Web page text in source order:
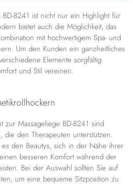
BD-8241 ist nicht nur ein Highlight für
bietet auch die Möglichkeit, das
mit hochwertigem Spa- und
Um den Kunden ein ganzheitliches
Elemente sorgfältig
und Stil vereinen.
zur Massageliege BD-8241 sind
die den Therapeuten unterstützen.
den Beautys, sich in der Nähe ihrer
besseren Komfort während der
Bei der Auswahl sollten Sie auf
um eine bequeme Sitzposition zu